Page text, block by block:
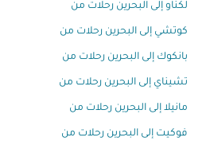
لكناو إلى البحرين رحلات من
كوتشي إلى البحرين رحلات من
بانكوك إلى البحرين رحلات من
تشيناي إلى البحرين رحلات من
مانيلا إلى البحرين رحلات من
فوكيت إلى البحرين رحلات من